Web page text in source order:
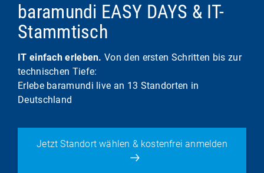
baramundi EASY DAYS & IT-
Stammtisch
IT einfach erleben.Von den ersten Schritten bis zur
technischen Tiefe:
Erlebe baramundi live an 13 Standorten in
Deutschland
Jetzt Standort wählen & kostenfrei anmelden